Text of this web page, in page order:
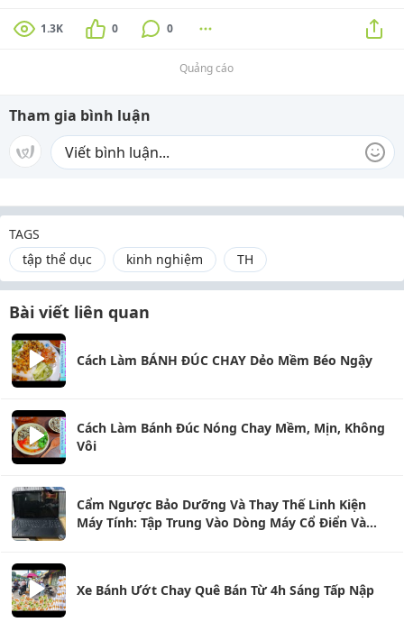
1.3K 0 0
Quảng cáo
Tham gia bình luận
TAGS
tập thể dục
kinh nghiệm TH
Bài viết liên quan
Cách Làm BÁNH ĐÚC CHAY Dẻo Mềm Béo Ngậy
Cách Làm Bánh Đúc Nóng Chay Mềm, Mịn, Không
Vôi
Cẩm Ngược Bảo Dưỡng Và Thay Thế Linh Kiện
Máy Tính: Tập Trung Vào Dòng Máy Cổ Điển Và
Xe Bánh Ướt Chay Quê Bán Từ 4h Sáng Tấp Nập